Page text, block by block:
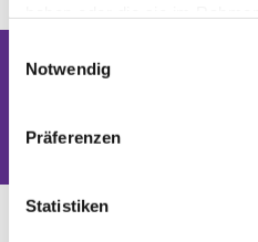
Notwendig
Präferenzen
Statistiken